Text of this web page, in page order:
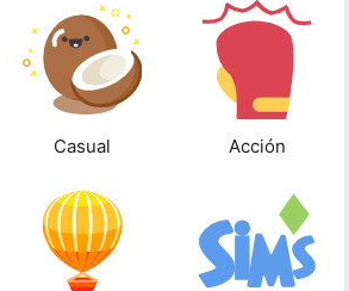
Casual Acción